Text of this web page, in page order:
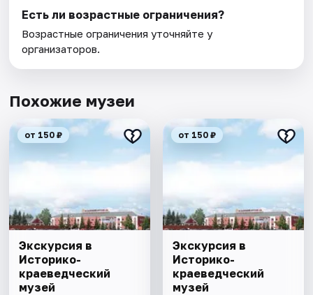
Есть ли возрастные ограничения?
Возрастные ограничения уточняйте у
организаторов.
Похожие музеи
от 150 ₽
Экскурсия в
Историко-
краеведческий
музей
от 150 ₽
Экскурсия в
Историко-
краеведческий
музей